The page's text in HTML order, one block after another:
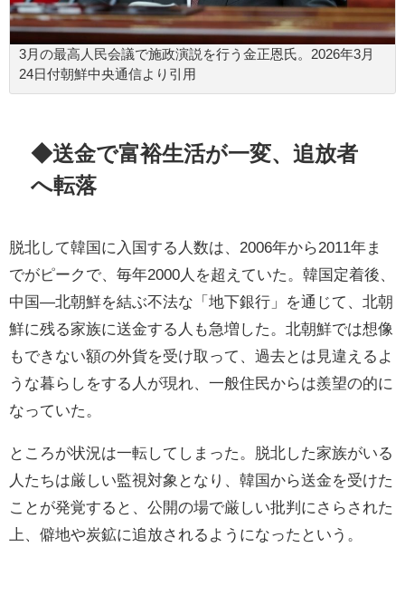
3月の最高人民会議で施政演説を行う金正恩氏。2026年3月
24日付朝鮮中央通信より引用
◆送金で富裕生活が一変、追放者
へ転落
脱北して韓国に入国する人数は、2006年から2011年ま
でがピークで、毎年2000人を超えていた。韓国定着後、
中国―北朝鮮を結ぶ不法な「地下銀行」を通じて、北朝
鮮に残る家族に送金する人も急増した。北朝鮮では想像
もできない額の外貨を受け取って、過去とは見違えるよ
うな暮らしをする人が現れ、一般住民からは羨望の的に
なっていた。
ところが状況は一転してしまった。脱北した家族がいる
人たちは厳しい監視対象となり、韓国から送金を受けた
ことが発覚すると、公開の場で厳しい批判にさらされた
上、僻地や炭鉱に追放されるようになったという。